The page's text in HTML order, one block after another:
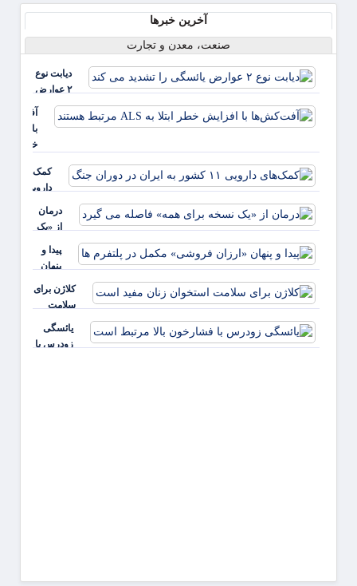
آخرین خبرها
صنعت، معدن و تجارت
دیابت نوع
۲ عوارض
یائسگی را
تشدید می
با افزایش
خطر ابتلا
هستند
کمک‌های
کشور به
ایران در
جنگ
درمان
از «یک
نسخه
برای
فاصله
می
گیرد
پیدا و
پنهان
«ارزان
فروشی»
پلتفرم ها
کلاژن برای
سلامت
استخوان
زنان مفید
یائسگی
زودرس با